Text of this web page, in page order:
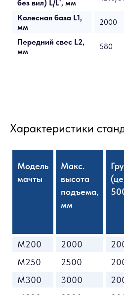
без вил) L/L`, мм
Колесная база L1,
мм
2000
Передний свес L2,
мм
580
Характеристики
Модель
мачты
Макс.
высота
подъема,
мм
M200 2000
M250
2500
M300
3000